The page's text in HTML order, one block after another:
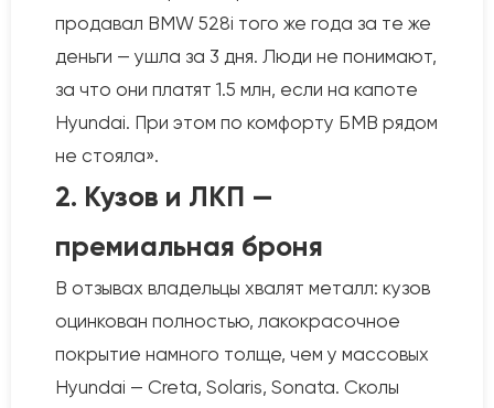
продавал BMW 528i того же года за те же
деньги — ушла за 3 дня. Люди не понимают,
за что они платят 1.5 млн, если на капоте
Hyundai. При этом по комфорту БМВ рядом
не стояла».
2. Кузов и ЛКП —
премиальная броня
В отзывах владельцы хвалят металл: кузов
оцинкован полностью, лакокрасочное
покрытие намного толще, чем у массовых
Hyundai — Creta, Solaris, Sonata. Сколы